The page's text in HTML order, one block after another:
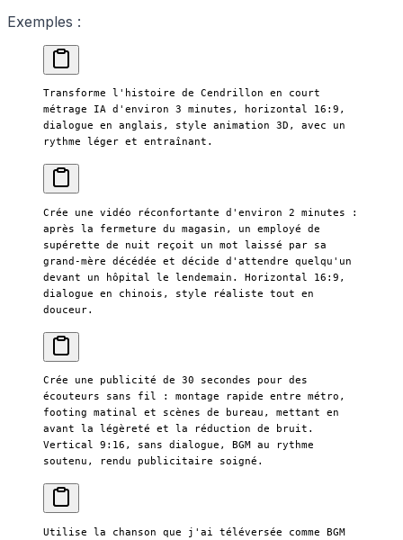
Exemples :
Transforme l'histoire de Cendrillon en court
métrage IA d'environ 3 minutes, horizontal 16:9,
dialogue en anglais, style animation 3D, avec un
rythme léger et entraînant.
Crée une vidéo réconfortante d'environ 2 minutes :
après la fermeture du magasin, un employé de
supérette de nuit reçoit un mot laissé par sa
grand-mère décédée et décide d'attendre quelqu'un
devant un hôpital le lendemain. Horizontal 16:9,
dialogue en chinois, style réaliste tout en
douceur.
Crée une publicité de 30 secondes pour des
écouteurs sans fil : montage rapide entre métro,
footing matinal et scènes de bureau, mettant en
avant la légèreté et la réduction de bruit.
Vertical 9:16, sans dialogue, BGM au rythme
soutenu, rendu publicitaire soigné.
Utilise la chanson que j'ai téléversée comme BGM